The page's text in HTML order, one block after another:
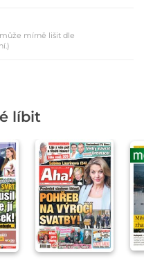
mírně lišit dle
líbit